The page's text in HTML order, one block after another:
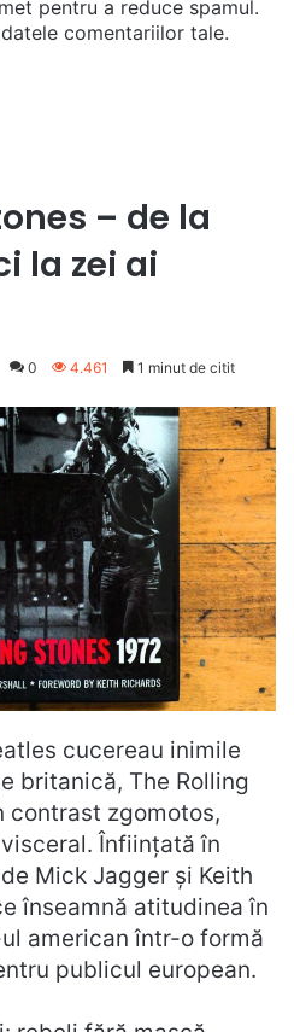
pentru a reduce spamul.
comentariilor tale.